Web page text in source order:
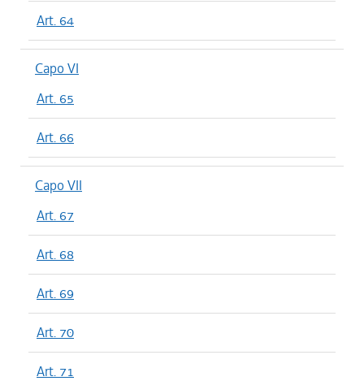
Art. 64
Capo VI
Art. 65
Art. 66
Capo VII
Art. 67
Art. 68
Art. 69
Art. 70
Art. 71